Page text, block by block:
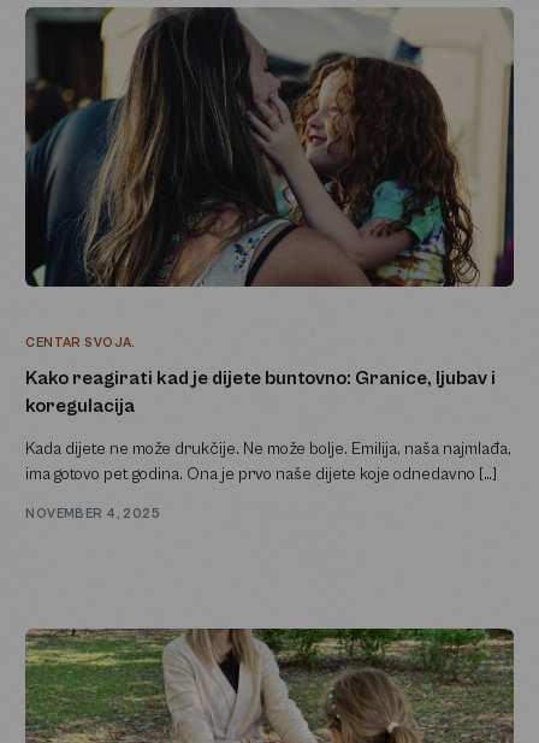
CENTAR SVOJA.
Kako reagirati kad je dijete buntovno: Granice, ljubav i
koregulacija
Kada dijete ne može drukčije. Ne može bolje. Emilija, naša najmlađa,
ima gotovo pet godina. Ona je prvo naše dijete koje odnedavno […]
NOVEMBER 4, 2025